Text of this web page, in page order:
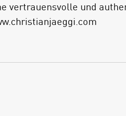
vertrauensvolle und